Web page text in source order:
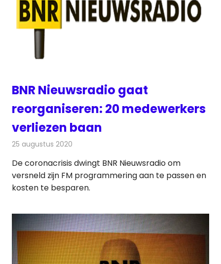
BNR Nieuwsradio gaat
reorganiseren: 20 medewerkers
verliezen baan
25 augustus 2020
De coronacrisis dwingt BNR Nieuwsradio om
versneld zijn FM programmering aan te passen en
kosten te besparen.